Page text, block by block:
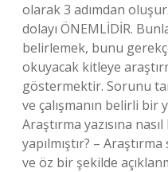
olarak 3 adımdan
dolayı ÖNEMLİDİR.
belirlemek, bunu
okuyacak kitleye
göstermektir. Sorunu
ve çalışmanın belirli bir
Araştırma yazısına
yapılmıştır? –
ve öz bir şekilde